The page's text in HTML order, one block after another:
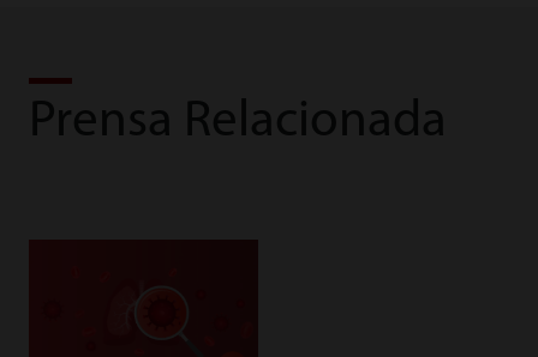
Prensa Relacionada